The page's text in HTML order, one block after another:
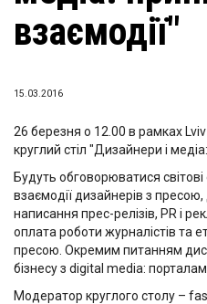
взаємодії"
15.03.2016
26 березня о 12.00 в рамках
круглий стіл "Дизайнери і
Будуть обговорюватися світові
взаємодії дизайнерів з пресою,
написання прес-релізів, PR і
оплата роботи журналістів та
пресою. Окремим питанням
бізнесу з digital media:
Модератор круглого столу –